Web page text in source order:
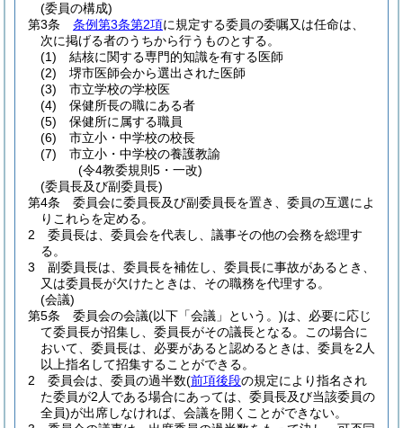
(委員の構成)
第3条
条例第3条第2項に規定する委員の委嘱又は任命は、
次に掲げる者のうちから行うものとする。
(1)
結核に関する専門的知識を有する医師
(2)
堺市医師会から選出された医師
(3)
市立学校の学校医
(4)
保健所長の職にある者
(5)
保健所に属する職員
(6)
市立小・中学校の校長
(7)
市立小・中学校の養護教諭
(令4教委規則5・一改)
(委員長及び副委員長)
第4条
委員会に委員長及び副委員長を置き、委員の互選によ
りこれらを定める。
2
委員長は、委員会を代表し、議事その他の会務を総理す
る。
3
副委員長は、委員長を補佐し、委員長に事故があるとき、
又は委員長が欠けたときは、その職務を代理する。
(会議)
第5条
委員会の会議(以下「会議」という。)は、必要に応じ
て委員長が招集し、委員長がその議長となる。
この場合に
おいて、委員長は、必要があると認めるときは、委員を2人
以上指名して招集することができる。
2
委員会は、委員の過半数(前項後段の規定により指名され
た委員が2人である場合にあっては、委員長及び当該委員の
全員)が出席しなければ、会議を開くことができない。